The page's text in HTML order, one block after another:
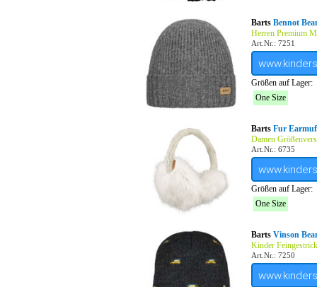
Barts Bennot
Herren Premium
Art.Nr.: 7251
Größen auf Lager:
One Size
Barts Fur
Damen
Art.Nr.: 6735
Größen auf Lager:
One Size
Barts Vinson
Kinder
Art.Nr.: 7250